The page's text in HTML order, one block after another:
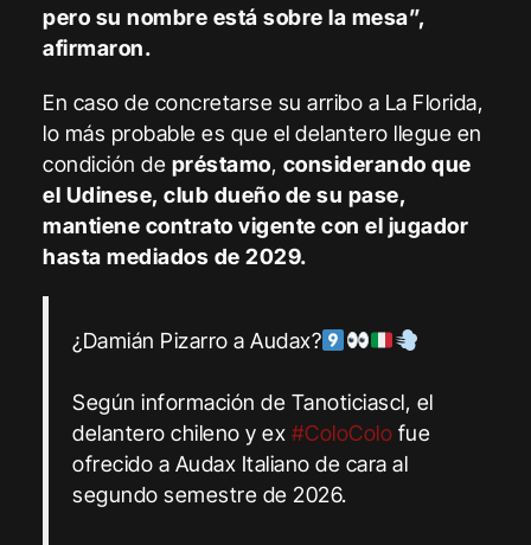
pero su nombre está sobre la mesa”,
afirmaron.
En caso de concretarse su arribo a La Florida,
lo más probable es que el delantero llegue en
condición de préstamo, considerando que
el Udinese, club dueño de su pase,
mantiene contrato vigente con el jugador
hasta mediados de 2029.
¿Damián Pizarro a Audax?
Según información de Tanoticiascl, el
delantero chileno y ex #ColoColo fue
ofrecido a Audax Italiano de cara al
segundo semestre de 2026.